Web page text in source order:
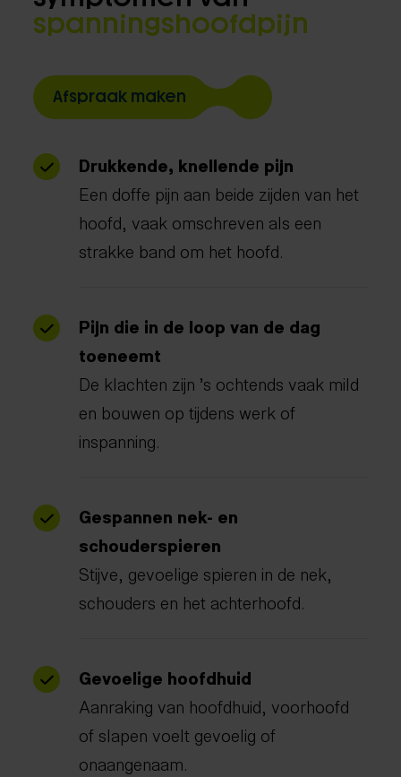
spanningshoofdpijn
Afspraak maken
Drukkende, knellende pijn
Een doffe pijn aan beide zijden van het
hoofd, vaak omschreven als een
strakke band om het hoofd.
Pijn die in de loop van de dag
toeneemt
De klachten zijn ’s ochtends vaak mild
en bouwen op tijdens werk of
inspanning.
Gespannen nek- en
schouderspieren
Stijve, gevoelige spieren in de nek,
schouders en het achterhoofd.
Gevoelige hoofdhuid
Aanraking van hoofdhuid, voorhoofd
of slapen voelt gevoelig of
onaangenaam.